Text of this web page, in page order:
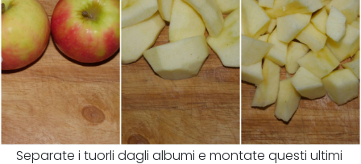
Separate i tuorli dagli albumi e montate questi ultimi